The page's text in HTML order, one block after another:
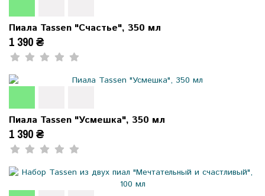
Пиала Tassen "Счастье", 350 мл
1 390 ₴
Пиала Tassen "Усмешка", 350 мл
1 390 ₴